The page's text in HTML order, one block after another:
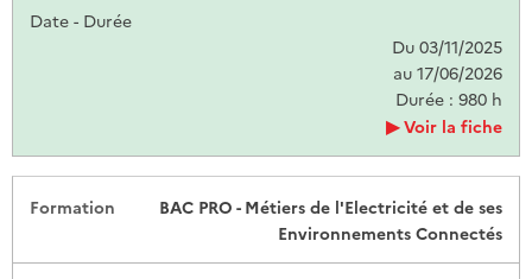
Du 03/11/2025
au 17/06/2026
Durée : 980 h
Voir la fiche
BAC PRO - Métiers de l'Electricité et de ses
Environnements Connectés